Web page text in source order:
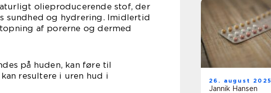
olieproducerende stof, der
sundhed og hydrering. Imidlertid
af porerne og dermed
på huden, kan føre til
resultere i uren hud i
26. august 2025
Jannik Hansen